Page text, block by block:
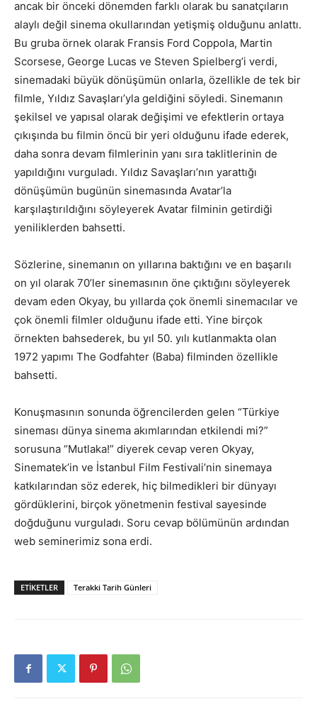
ancak bir önceki dönemden farklı olarak bu sanatçıların
alaylı değil sinema okullarından yetişmiş olduğunu anlattı.
Bu gruba örnek olarak Fransis Ford Coppola, Martin
Scorsese, George Lucas ve Steven Spielberg’i verdi,
sinemadaki büyük dönüşümün onlarla, özellikle de tek bir
filmle, Yıldız Savaşları’yla geldiğini söyledi. Sinemanın
şekilsel ve yapısal olarak değişimi ve efektlerin ortaya
çıkışında bu filmin öncü bir yeri olduğunu ifade ederek,
daha sonra devam filmlerinin yanı sıra taklitlerinin de
yapıldığını vurguladı. Yıldız Savaşları’nın yarattığı
dönüşümün bugünün sinemasında Avatar’la
karşılaştırıldığını söyleyerek Avatar filminin getirdiği
yeniliklerden bahsetti.
Sözlerine, sinemanın on yıllarına baktığını ve en başarılı
on yıl olarak 70’ler sinemasının öne çıktığını söyleyerek
devam eden Okyay, bu yıllarda çok önemli sinemacılar ve
çok önemli filmler olduğunu ifade etti. Yine birçok
örnekten bahsederek, bu yıl 50. yılı kutlanmakta olan
1972 yapımı The Godfahter (Baba) filminden özellikle
bahsetti.
Konuşmasının sonunda öğrencilerden gelen “Türkiye
sineması dünya sinema akımlarından etkilendi mi?”
sorusuna “Mutlaka!” diyerek cevap veren Okyay,
Sinematek’in ve İstanbul Film Festivali’nin sinemaya
katkılarından söz ederek, hiç bilmedikleri bir dünyayı
gördüklerini, birçok yönetmenin festival sayesinde
doğduğunu vurguladı. Soru cevap bölümünün ardından
web seminerimiz sona erdi.
ETIKETLER Terakki Tarih Günleri